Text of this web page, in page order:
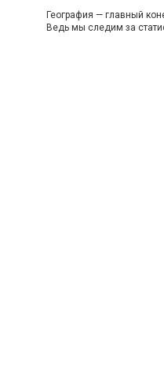
География — главный
Ведь мы следим за